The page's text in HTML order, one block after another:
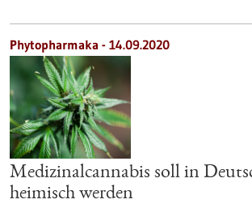
Phytopharmaka - 14.09.2020
Medizinalcannabis soll in
heimisch werden